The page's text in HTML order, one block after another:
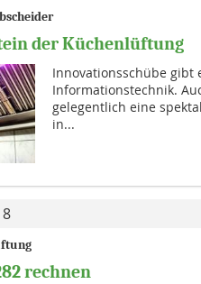
der Küchenlüftung
Innovationsschübe gibt
Informationstechnik.
gelegentlich eine
in...
rechnen